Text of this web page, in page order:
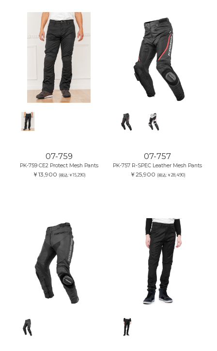
07-759
PK-759 CE2 Protect Mesh Pants
￥13,900 (税込:￥15,290)
07-757
PK-757 R-SPEC Leather Mesh Pants
￥25,900 (税込:￥28,490)